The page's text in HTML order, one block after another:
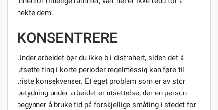
nekte dem.
KONSENTRERE
Under arbeidet bør du ikke bli distrahert, siden det å
utsette ting i korte perioder regelmessig kan føre til
triste konsekvenser. Et eget problem som er av stor
betydning under arbeidet er utsettelse, der en person
begynner å bruke tid på forskjellige småting i stedet for